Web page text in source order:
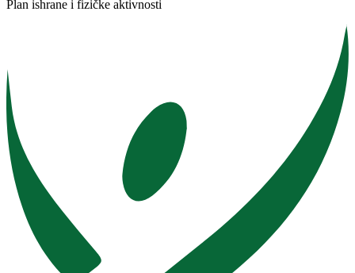
Plan ishrane i fizičke aktivnosti